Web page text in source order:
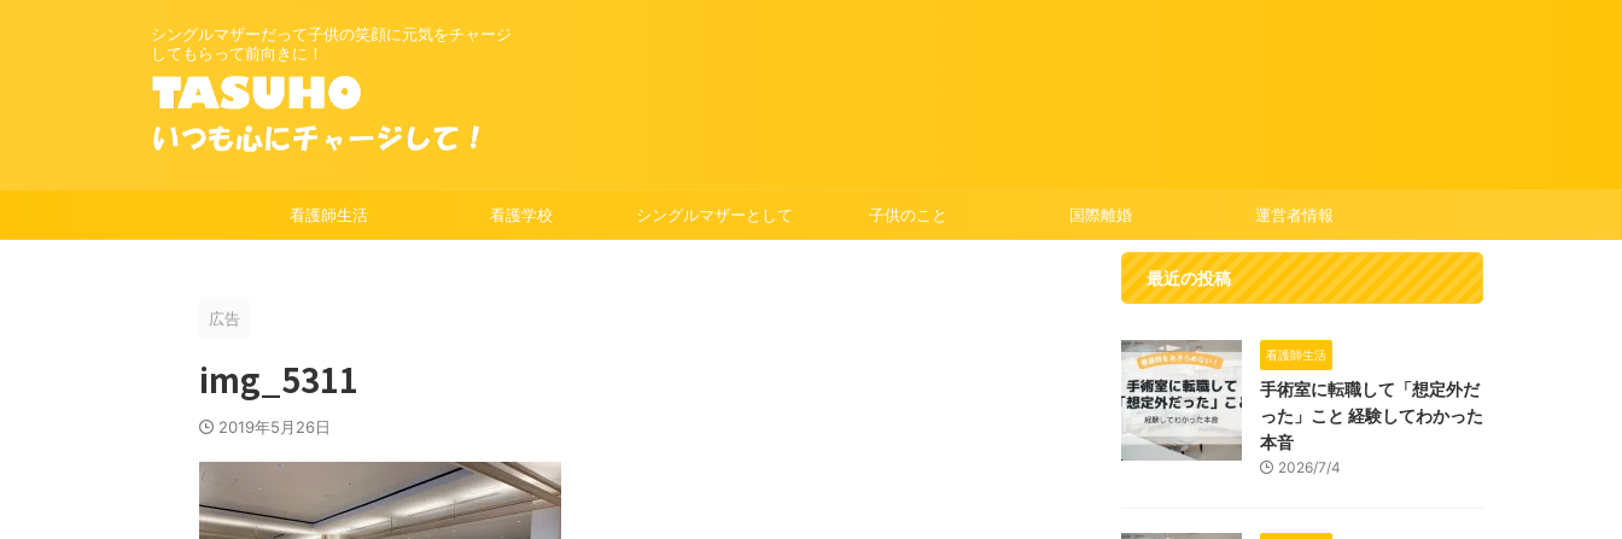
シングルマザーだって子供の笑顔に元気をチャージ
してもらって前向きに！
看護師生活 看護学校 シングルマザーとして 子供のこと 国際離婚 運営者情報
広告
img_5311
2019年5月26日
最近の投稿
看護師生活
手術室に転職して「想定外だ
った」こと 経験してわかった
本音
2026/7/4